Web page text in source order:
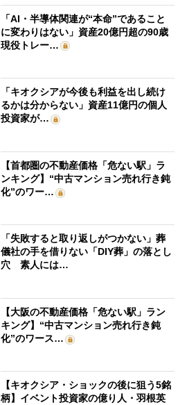
「AI・半導体関連が“本命”であること
に変わりはない」資産20億円超の90歳
現役トレー…
「キオクシアが今後も利益を出し続け
るかは分からない」資産11億円の個人
投資家が…
【首都圏の不動産価格「危ない駅」ラ
ンキング】“中古マンション売れ行き鈍
化”のワー…
「失敗すると取り返しがつかない」葬
儀社の手を借りない「DIY葬」の落とし
穴 素人には…
【大阪の不動産価格「危ない駅」ラン
キング】“中古マンション売れ行き鈍
化”のワース…
【キオクシア・ショックの後に狙う5銘
柄】イベント投資家の億り人・羽根英